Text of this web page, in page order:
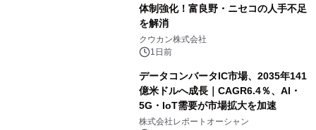
体制強化！富良野・ニセコの人手不足
を解消
クウカン株式会社
1日前
データコンバータIC市場、2035年141
億米ドルへ成長｜CAGR6.4％、AI・
5G・IoT需要が市場拡大を加速
株式会社レポートオーシャン